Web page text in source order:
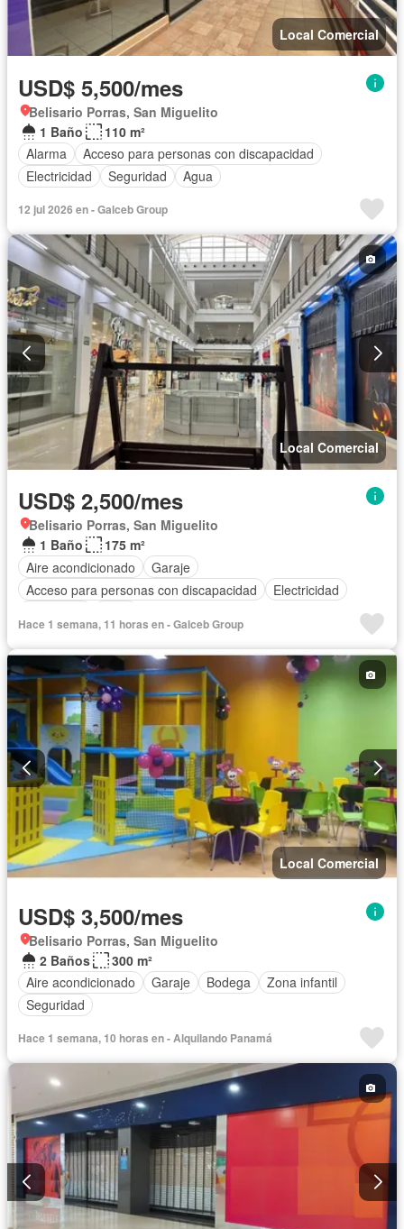
Local Comercial
USD$ 5,500/mes
Belisario Porras, San Miguelito
1 Baño
110 m²
Alarma
Acceso para personas con discapacidad
Electricidad
Seguridad Agua
12 jul 2026 en - Galceb Group
Local Comercial
USD$ 2,500/mes
Belisario Porras, San Miguelito
1 Baño
175 m²
Aire acondicionado
Garaje
Acceso para personas con discapacidad
Electricidad
Hace 1 semana, 11 horas en - Galceb Group
Local Comercial
USD$ 3,500/mes
Belisario Porras, San Miguelito
2 Baños
300 m²
Aire acondicionado
Garaje Bodega
Zona infantil
Seguridad
Hace 1 semana, 10 horas en - Alquilando Panamá